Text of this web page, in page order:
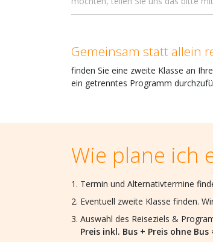
Gemeinsam statt allein
finden Sie eine zweite Klasse an
ein getrenntes Programm
Wie plane ich
Termin und Alternativtermine
Eventuell zweite Klasse finden.
Auswahl des Reiseziels &
Preis inkl. Bus + Preis ohne